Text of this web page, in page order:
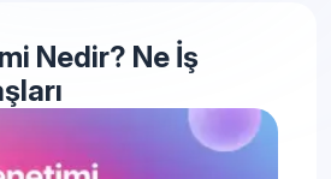
Nedir? Ne İş